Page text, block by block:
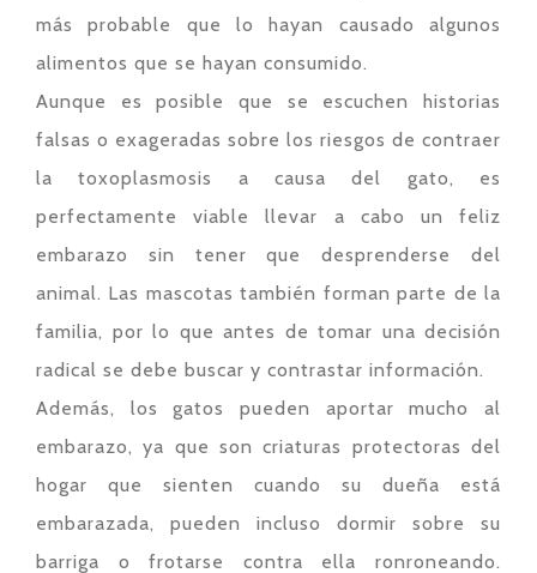
más probable que lo hayan causado algunos
alimentos que se hayan consumido.
Aunque es posible que se escuchen historias
falsas o exageradas sobre los riesgos de contraer
la toxoplasmosis a causa del gato, es
perfectamente viable llevar a cabo un feliz
embarazo sin tener que desprenderse del
animal. Las mascotas también forman parte de la
familia, por lo que antes de tomar una decisión
radical se debe buscar y contrastar información.
Además, los gatos pueden aportar mucho al
embarazo, ya que son criaturas protectoras del
hogar que sienten cuando su dueña está
embarazada, pueden incluso dormir sobre su
barriga o frotarse contra ella ronroneando.